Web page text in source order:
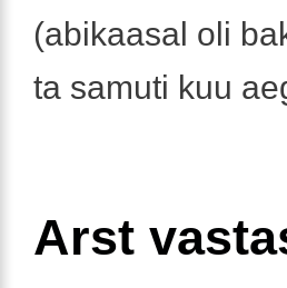
(abikaasal oli
ta samuti kuu
Arst